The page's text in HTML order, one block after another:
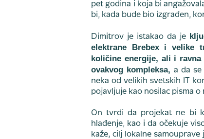
pet godina i koja bi
bi, kada bude bio izgrađen,
Dimitrov je istakao da je
elektrane Brebex i velike
količine energije, ali i
ovakvog kompleksa, a da
neka od velikih svetskih IT
pojavljuje kao nosilac pisma o
On tvrdi da projekat ne bi
hlađenje, kao i da očekuje
kaže, cilj lokalne